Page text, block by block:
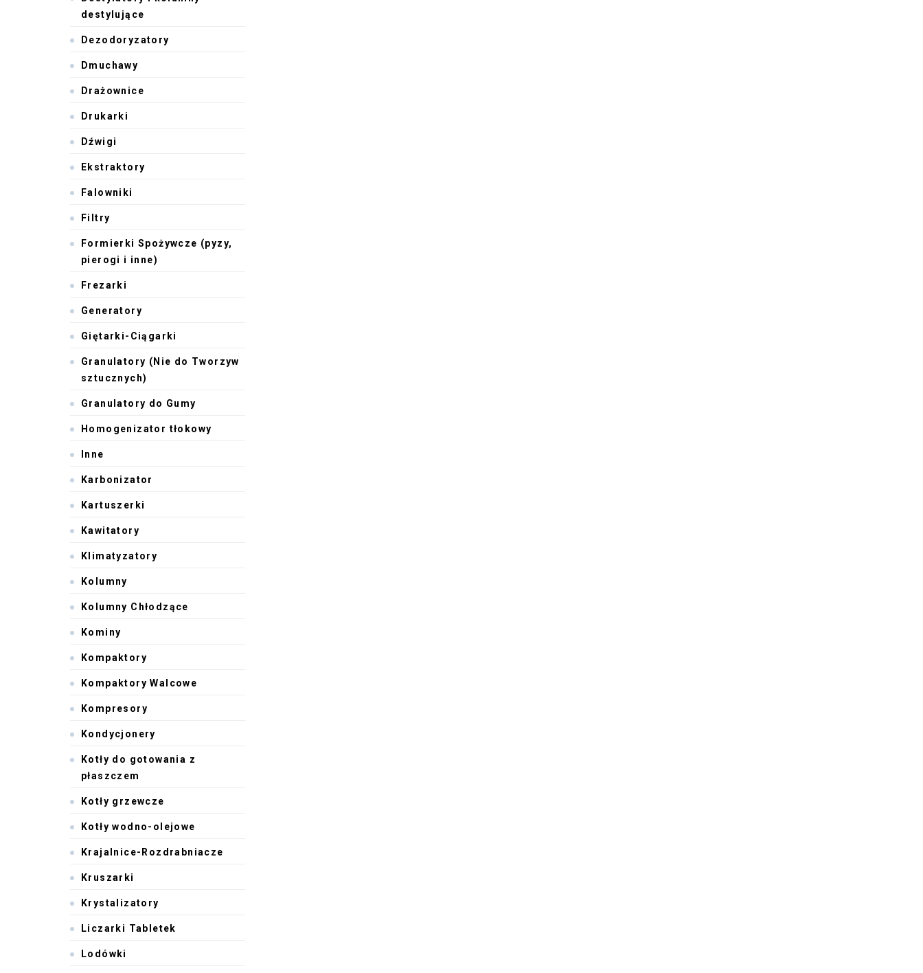
destylujące
Dezodoryzatory
Dmuchawy
Drażownice
Drukarki
Dźwigi
Ekstraktory
Falowniki
Filtry
Formierki Spożywcze (pyzy,
pierogi i inne)
Frezarki
Generatory
Giętarki-Ciągarki
Granulatory (Nie do Tworzyw
sztucznych)
Granulatory do Gumy
Homogenizator tłokowy
Inne
Karbonizator
Kartuszerki
Kawitatory
Klimatyzatory
Kolumny
Kolumny Chłodzące
Kominy
Kompaktory
Kompaktory Walcowe
Kompresory
Kondycjonery
Kotły do gotowania z
płaszczem
Kotły grzewcze
Kotły wodno-olejowe
Krajalnice-Rozdrabniacze
Kruszarki
Krystalizatory
Liczarki Tabletek
Lodówki